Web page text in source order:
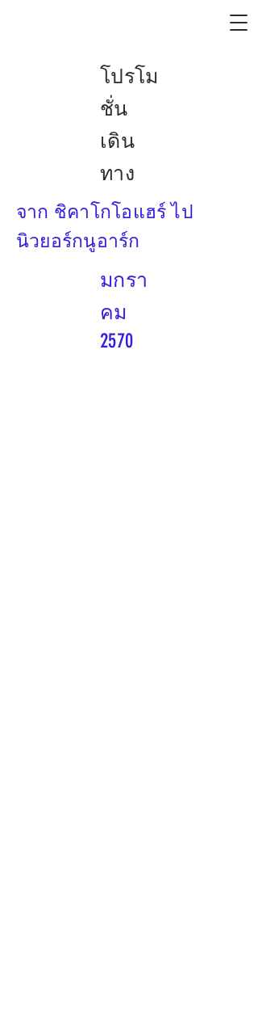
โปรโม
ชั่น
เดิน
ทาง
จาก ชิคาโกโอแฮร์ ไป
นิวยอร์กนูอาร์ก
มกรา
คม
2570